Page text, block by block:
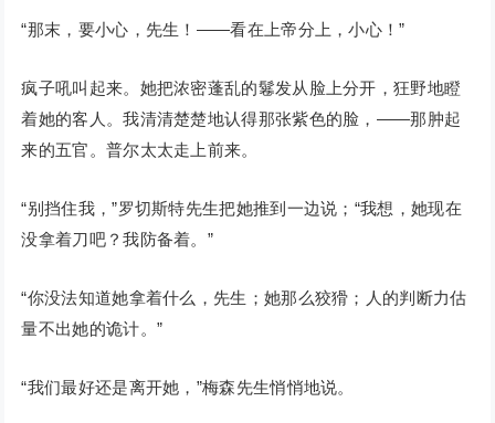
“那末，要小心，先生！——看在上帝分上，小心！”
疯子吼叫起来。她把浓密蓬乱的鬈发从脸上分开，狂野地瞪
着她的客人。我清清楚楚地认得那张紫色的脸，——那肿起
来的五官。普尔太太走上前来。
“别挡住我，”罗切斯特先生把她推到一边说；“我想，她现在
没拿着刀吧？我防备着。”
“你没法知道她拿着什么，先生；她那么狡猾；人的判断力估
量不出她的诡计。”
“我们最好还是离开她，”梅森先生悄悄地说。